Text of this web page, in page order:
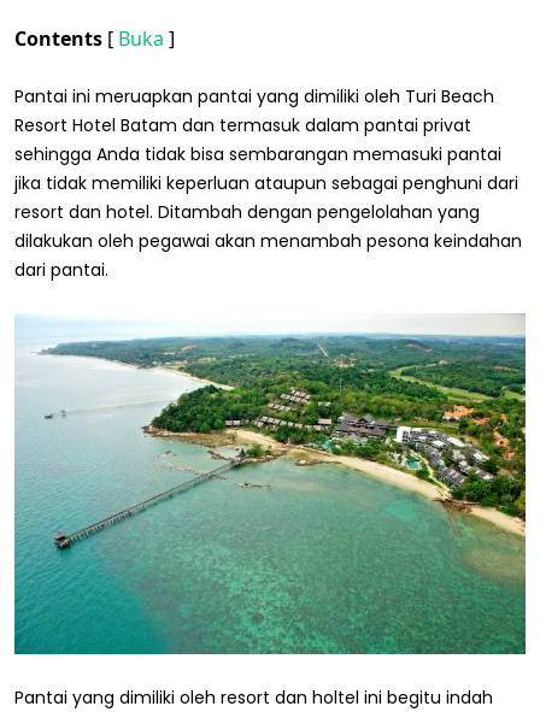
Contents [ Buka ]
Pantai ini meruapkan pantai yang dimiliki oleh Turi Beach
Resort Hotel Batam dan termasuk dalam pantai privat
sehingga Anda tidak bisa sembarangan memasuki pantai
jika tidak memiliki keperluan ataupun sebagai penghuni dari
resort dan hotel. Ditambah dengan pengelolahan yang
dilakukan oleh pegawai akan menambah pesona keindahan
dari pantai.
Pantai yang dimiliki oleh resort dan holtel ini begitu indah